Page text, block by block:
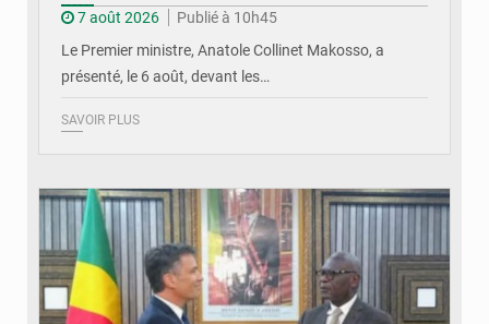
7 août 2026
Publié à 10h45
Le Premier ministre, Anatole Collinet Makosso, a
présenté, le 6 août, devant les…
SAVOIR PLUS